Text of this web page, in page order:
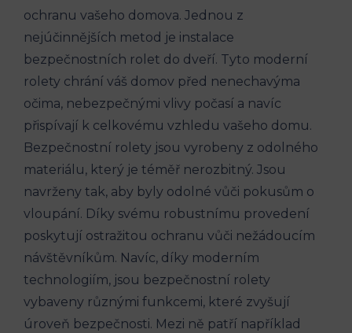
ochranu vašeho domova. Jednou z
nejúčinnějších metod je instalace
bezpečnostních rolet do dveří. Tyto moderní
rolety chrání váš domov před nenechavýma
očima, nebezpečnými vlivy počasí a navíc
přispívají k celkovému vzhledu vašeho domu.
Bezpečnostní rolety jsou vyrobeny z odolného
materiálu, který je téměř nerozbitný. Jsou
navrženy tak, aby byly odolné vůči pokusům o
vloupání. Díky svému robustnímu provedení
poskytují ostražitou ochranu vůči nežádoucím
návštěvníkům. Navíc, díky moderním
technologiím, jsou bezpečnostní rolety
vybaveny různými funkcemi, které zvyšují
úroveň bezpečnosti. Mezi ně patří například